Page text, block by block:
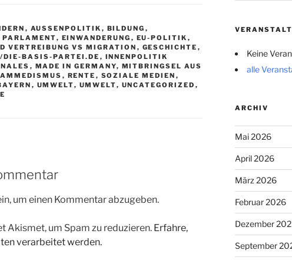
, AUSSENPOLITIK , BILDUNG ,
PARLAMENT, EINWANDERUNG , EU-POLITIK ,
VERTREIBUNG VS MIGRATION , GESCHICHTE ,
DIE-BASIS-PARTEI.DE , INNENPOLITIK
, MADE IN GERMANY, MITBRINGSEL AUS
, RENTE , SOZIALE MEDIEN ,
, UMWELT, UMWELT, UNCATEGORIZED ,
um einen Kommentar abzugeben.
Akismet, um Spam zu reduzieren. Erfahre,
verarbeitet werden.
Keine
alle
ARCHIV
Mai 2026
April 2026
März 2026
Februar 2026
Dezember
September